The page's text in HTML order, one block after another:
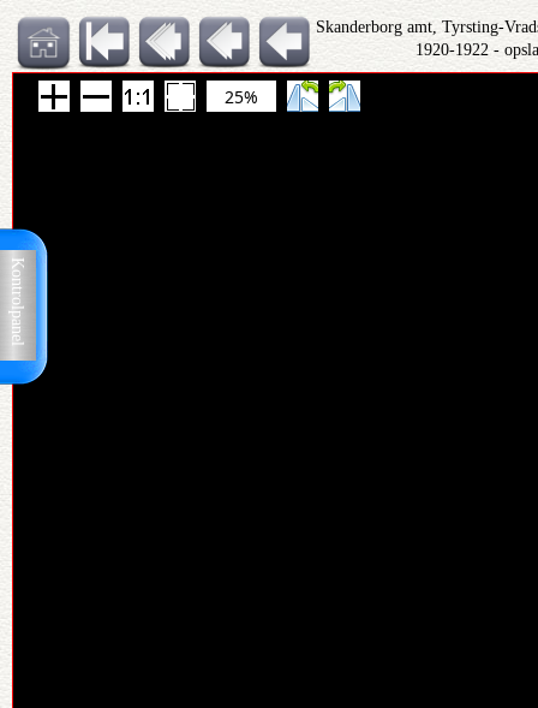
Kontrolpanel
Skanderborg amt, Tyrsting-
1920-1922 -
25%